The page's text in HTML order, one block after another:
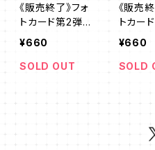
《販売終了》フォ
トカード第2弾
【王都編・男子3
¥660
SOLD OUT
《販売
トカー
【王都編
¥660
SOLD